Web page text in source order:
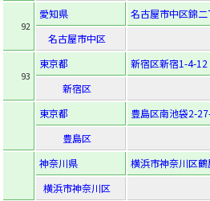
92
愛知県
名古屋市中区錦
名古屋市中区
93
東京都
新宿区新宿1-4-12
新宿区
東京都
豊島区南池袋2-
豊島区
神奈川県
横浜市神奈川区
横浜市神奈川区